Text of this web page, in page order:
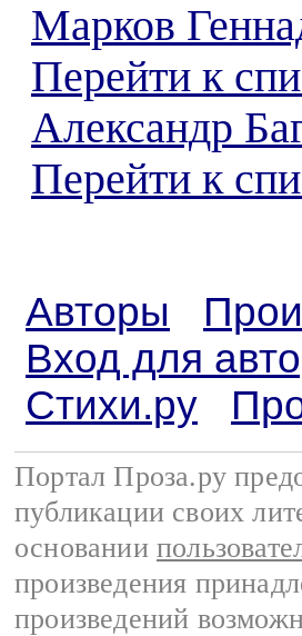
Марков
Перейти к
Александр
Перейти к
Авторы
Вход для
Стихи.ру
Портал Проза.ру
публикации своих
основании
произведения
произведений